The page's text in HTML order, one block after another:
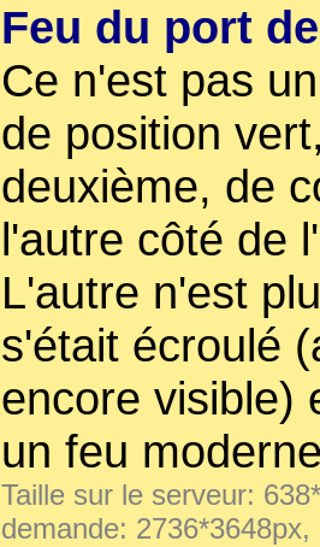
Feu du port
Ce n'est pas
de position
deuxième, de
l'autre côté de
L'autre n'est
s'était écroulé
encore visible)
un feu
Taille sur le serveur:
demande: